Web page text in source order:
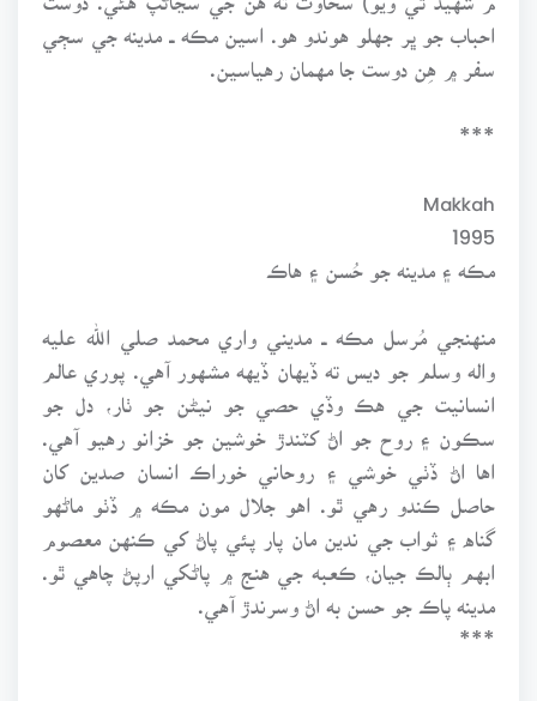
احباب جو ڀر جهلو هوندو هو. اسين مڪه ــ مدينه جي سڄي
سفر ۾ هِن دوست جا مهمان رهياسين.
***
1995
مڪه ۽ مدينه جو حُسن ۽ هاڪ
منهنجي مُرسل مڪه ــ مديني واري محمد صلي الله عليه
واله وسلم جو ديس ته ڏيهان ڏيهه مشهور آهي. پوري عالم
انسانيت جي هڪ وڏي حصي جو نيڻن جو ٺار، دل جو
سڪون ۽ روح جو اڻ کٽندڙ خوشين جو خزانو رهيو آهي.
اها اڻ ڏٺي خوشي ۽ روحاني خوراڪ انسان صدين کان
حاصل ڪندو رهي ٿو. اهو جلال مون مڪه ۾ ڏٺو ماڻهو
گناه ۽ ثواب جي ندين مان پار پئي پاڻ کي ڪنهن معصوم
ابهم ٻالڪ جيان، ڪعبه جي هنج ۾ پاڻکي ارپڻ چاهي ٿو.
مدينه پاڪ جو حسن به اڻ وسرندڙ آهي.
***